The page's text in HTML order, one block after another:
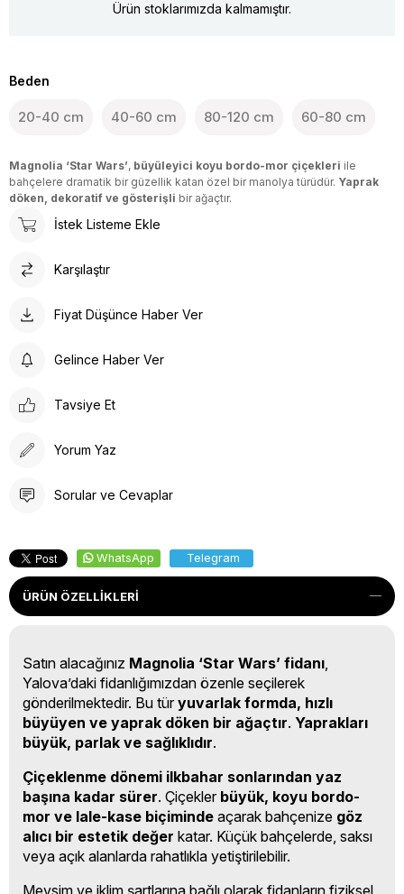
Ürün stoklarımızda kalmamıştır.
Beden
20-40 cm 40-60 cm 80-120 cm 60-80 cm
Magnolia ‘Star Wars’, büyüleyici koyu bordo-mor çiçekleri ile
bahçelere dramatik bir güzellik katan özel bir manolya türüdür. Yaprak
döken, dekoratif ve gösterişli bir ağaçtır.
İstek Listeme Ekle
Karşılaştır
Fiyat Düşünce Haber Ver
Gelince Haber Ver
Tavsiye Et
Yorum Yaz
Sorular ve Cevaplar
WhatsApp Telegram
ÜRÜN ÖZELLIKLERI
Satın alacağınız Magnolia ‘Star Wars’ fidanı
Yalova’daki fidanlığımızdan özenle seçilerek
gönderilmektedir. Bu tür yuvarlak formda, hızlı
büyüyen ve yaprak döken bir ağaçtır. Yaprakları
büyük, parlak ve sağlıklıdır.
Çiçeklenme dönemi ilkbahar sonlarından yaz
başına kadar sürer. Çiçekler büyük, koyu bordo-
mor ve lale-kase biçiminde açarak bahçenize göz
alıcı bir estetik değer katar. Küçük bahçelerde, saksı
veya açık alanlarda rahatlıkla yetiştirilebilir.
Mevsim ve iklim şartlarına bağlı olarak fidanların fiziksel